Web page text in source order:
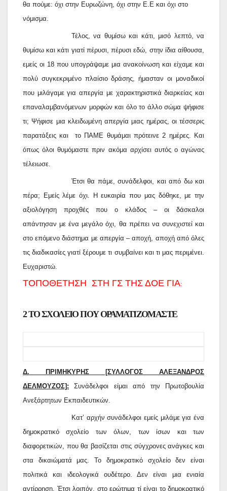
θα πούμε: όχι στην Ευρωζώνη, όχι στην Ε.Ε και όχι στο
νόμισμα.
Τέλος, να θυμίσω και κάτι, μισό λεπτό, να
θυμίσω και κάτι γιατί πέρυσι, πέρυσι εδώ, στην ίδια αίθουσα,
εμείς οι 18 που υπογράψαμε μια ανακοίνωση και είχαμε και
πολύ συγκεκριμένο πλαίσιο δράσης, ήμασταν οι μοναδικοί
που μιλάγαμε για απεργία με χαρακτηριστικά διαρκείας και
επαναλαμβανόμενων μορφών και όλο το άλλο σώμα ψήφισε
τι; Ψήφισε μια κλειδωμένη απεργία μιας ημέρας, οι τέσσερις
παρατάξεις και το ΠΑΜΕ θυμάμαι πρότεινε 2 ημέρες. Και
όπως όλοι θυμόμαστε πριν ακόμα αρχίσει αυτός ο αγώνας
τέλειωσε.
Έτσι θα πάμε, συνάδελφοι, και από δω και
πέρα; Εμείς λέμε όχι. Η ευκαιρία που μας δόθηκε, με την
αξιολόγηση προχθές που ο κλάδος – οι δάσκαλοι
απάντησαν με ένα μεγάλο όχι, θα πρέπει να συνεχιστεί και
στο επόμενο διάστημα με απεργία – αποχή, αποχή από όλες
τις διαδικασίες γιατί ξέρουμε τι συμβαίνει και τι μας περιμένει.
Ευχαριστώ.
ΤΟΠΟΘΕΤΗΣΗ ΣΤΗ ΓΣ ΤΗΣ ΔΟΕ ΓΙΑ:
2 ΤΟ ΣΧΟΛΕΙΟ ΠΟΥ ΟΡΑΜΑΤΙΖΟΜΑΣΤΕ
Δ. ΠΡΙΜΗΚΥΡΗΣ [ΣΥΛΛΟΓΟΣ ΑΛΕΞΑΝΔΡΟΣ
ΔΕΛΜΟΥΖΟΣ]: Συνάδελφοι είμαι από την Πρωτοβουλία
Ανεξάρτητων Εκπαιδευτικών.
Κατ’ αρχήν συνάδελφοι εμείς μιλάμε για ένα
δημοκρατικό σχολείο των όλων, των ίσων και των
διαφορετικών, που θα βασίζεται στις σύγχρονες ανάγκες και
στα δικαιώματά μας. Το δημοκρατικό σχολείο δεν είναι
πολιτικά και ιδεολογικά ουδέτερο. Δεν είναι μια ενιαία
αντίρρηση. Έτσι λοιπόν, στο ερώτημα τί είναι το δημοκρατικό